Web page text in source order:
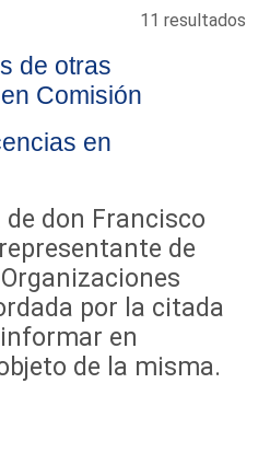
11 resultados
de otras
Comisión
en
don Francisco
de
por la citada
en
de la misma.